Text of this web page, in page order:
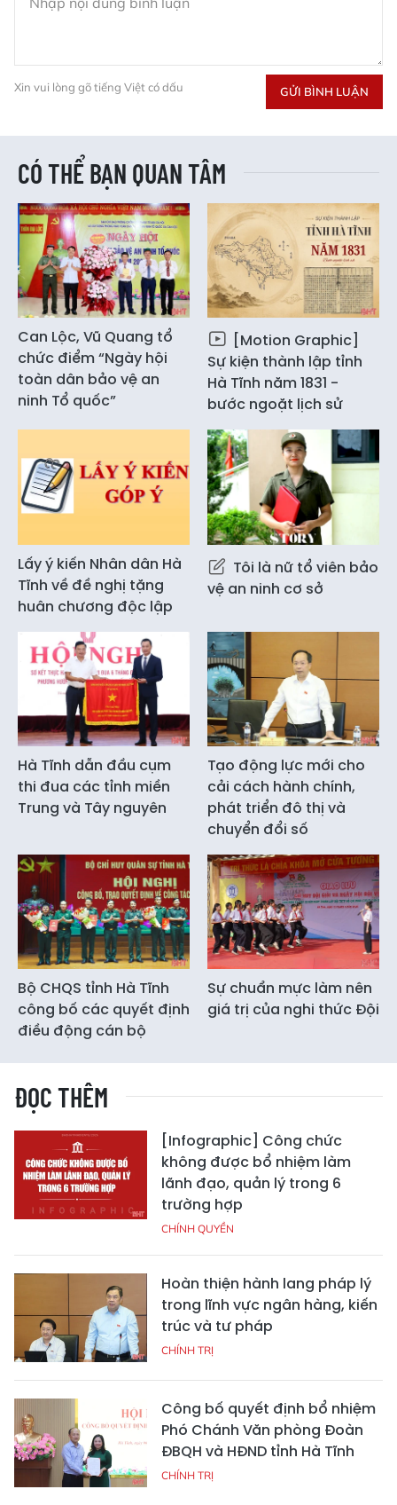
Xin vui lòng gõ tiếng Việt có dấu GỬI BÌNH LUẬN
CÓ THỂ BẠN QUAN TÂM
Can Lộc, Vũ Quang tổ
chức điểm “Ngày hội
toàn dân bảo vệ an
ninh Tổ quốc”
[Motion Graphic]
Sự kiện thành lập tỉnh
Hà Tĩnh năm 1831 -
bước ngoặt lịch sử
Lấy ý kiến Nhân dân Hà
Tĩnh về đề nghị tặng
huân chương độc lập
Tôi là nữ tổ viên bảo
vệ an ninh cơ sở
Hà Tĩnh dẫn đầu cụm
thi đua các tỉnh miền
Trung và Tây nguyên
Tạo động lực mới cho
cải cách hành chính,
phát triển đô thị và
chuyển đổi số
Bộ CHQS tỉnh Hà Tĩnh
công bố các quyết định
điều động cán bộ
Sự chuẩn mực làm nên
giá trị của nghi thức Đội
ĐỌC THÊM
[Infographic] Công chức
không được bổ nhiệm làm
lãnh đạo, quản lý trong 6
trường hợp
CHÍNH QUYỀN
Hoàn thiện hành lang pháp lý
trong lĩnh vực ngân hàng, kiến
trúc và tư pháp
CHÍNH TRỊ
Công bố quyết định bổ nhiệm
Phó Chánh Văn phòng Đoàn
ĐBQH và HĐND tỉnh Hà Tĩnh
CHÍNH TRỊ